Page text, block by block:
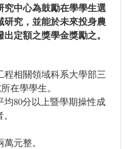
究中心為鼓勵在學學生選
究，並能於未來投身農
出定額之獎學金獎勵之。
程相關領域科系大學部三
在學學生。
均80分以上暨學期操性成
元整。